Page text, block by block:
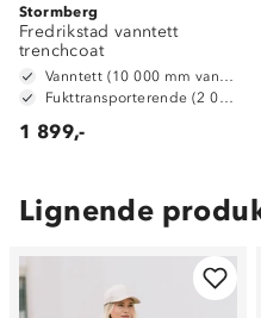
Stormberg
Fredrikstad vanntett
trenchcoat
1 899,-
Lignende